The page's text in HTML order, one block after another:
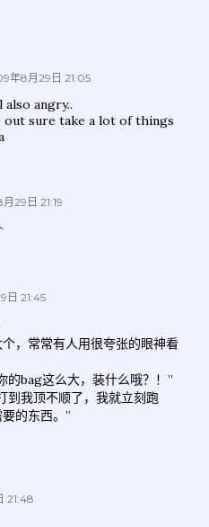
年8月29日 21:05
angry..
out sure take a lot of things
29日 21:19
日 21:45
，常常有人用很夸张的眼神看
的bag这么大，装什么哦？！”
到我顶不顺了，我就立刻跑
的东西。”
21:48